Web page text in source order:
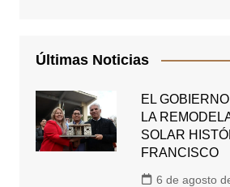
Últimas Noticias
EL
LA
SOLAR
FRANCISCO
6 de agosto